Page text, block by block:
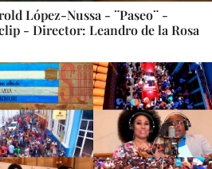
López-Nussa - ¨Paseo¨ -
- Director: Leandro de la Rosa